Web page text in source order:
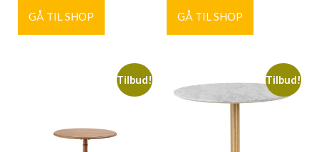
GÅ TIL SHOP GÅ TIL SHOP
Tilbud! Tilbud!